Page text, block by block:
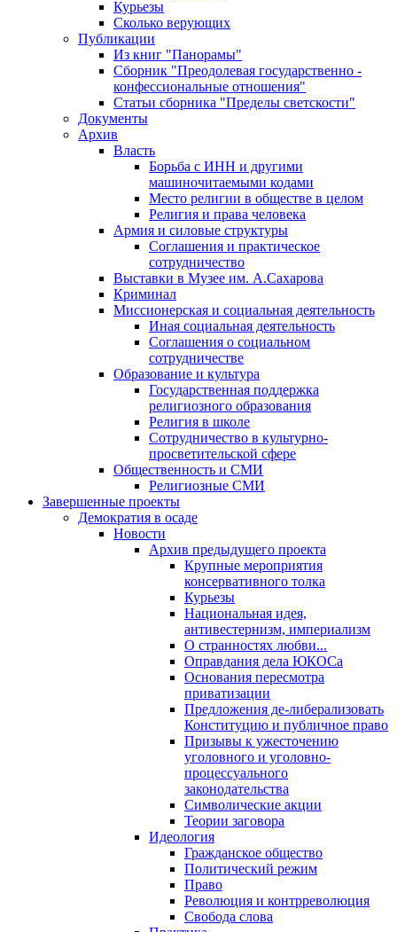
Курьезы
Сколько верующих
Публикации
Из книг "Панорамы"
Сборник "Преодолевая государственно -
конфессиональные отношения"
Статьи сборника "Пределы светскости"
Документы
Архив
Власть
Борьба с ИНН и другими
машиночитаемыми кодами
Место религии в обществе в целом
Религия и права человека
Армия и силовые структуры
Соглашения и практическое
сотрудничество
Выставки в Музее им. А.Сахарова
Криминал
Миссионерская и социальная деятельность
Иная социальная деятельность
Соглашения о социальном
сотрудничестве
Образование и культура
Государственная поддержка
религиозного образования
Религия в школе
Сотрудничество в культурно-
просветительской сфере
Общественность и СМИ
Религиозные СМИ
Завершенные проекты
Демократия в осаде
Новости
Архив предыдущего проекта
Крупные мероприятия
консервативного толка
Курьезы
Национальная идея,
антивестернизм, империализм
О странностях любви...
Оправдания дела ЮКОСа
Основания пересмотра
приватизации
Предложения де-либерализовать
Конституцию и публичное право
Призывы к ужесточению
уголовного и уголовно-
процессуального
законодательства
Символические акции
Теории заговора
Идеология
Гражданское общество
Политический режим
Право
Революция и контрреволюция
Свобода слова